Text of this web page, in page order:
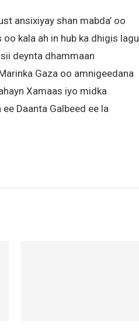
ansixiyay shan mabda’ oo
kala ah in hub ka dhigis lagu
deynta dhammaan
Gaza oo amnigeedana
Xamaas iyo midka
Daanta Galbeed ee la